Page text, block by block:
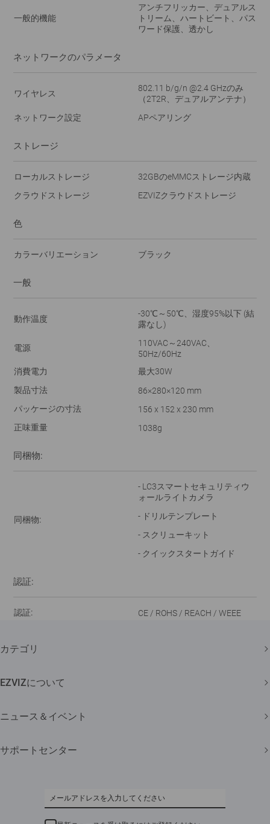
一般的機能
アンチフリッカー、デュアルス
トリーム、ハートビート、パス
ワード保護、透かし
ネットワークのパラメータ
ワイヤレス
802.11 b/g/n @2.4 GHzのみ
（2T2R、デュアルアンテナ）
ネットワーク設定
APペアリング
ストレージ
ローカルストレージ
32GBのeMMCストレージ内蔵
クラウドストレージ
EZVIZクラウドストレージ
色
カラーバリエーション ブラック
一般
動作温度
-30℃～50℃、湿度95%以下 (結
露なし)
電源
110VAC～240VAC、
50Hz/60Hz
消費電力
最大30W
製品寸法
86×280×120 mm
パッケージの寸法
156 x 152 x 230 mm
正味重量
1038g
同梱物:
同梱物:
- LC3スマートセキュリティウ
ォールライトカメラ
- ドリルテンプレート
- スクリューキット
- クイックスタートガイド
認証:
認証: CE / ROHS / REACH / WEEE
カテゴリ
EZVIZについて
Trust Center
ニュース＆イベント
サポートセンター